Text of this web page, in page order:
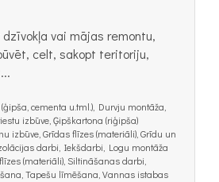
vai mājas remontu,
celt, sakopt teritoriju,
cementa u.tml.), Durvju montāža,
izbūve, Ģipškartona (riģipša)
izbūve, Grīdas flīzes (materiāli), Grīdu un
darbi, Iekšdarbi, Logu montāža
(materiāli), Siltināšanas darbi,
Tapešu līmēšana, Vannas istabas